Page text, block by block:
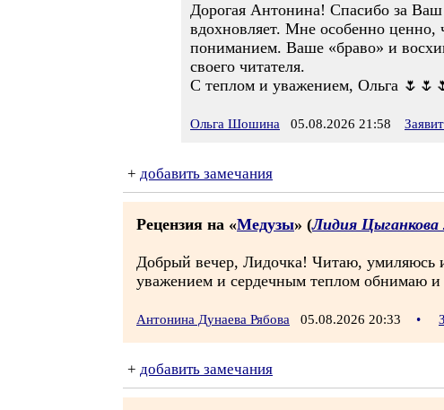
Дорогая Антонина! Спасибо за Ваш
вдохновляет. Мне особенно ценно,
пониманием. Ваше «браво» и
своего читателя.
С теплом и уважением, Ольга
Ольга Шошина 05.08.2026 21:58
+ добавить замечания
Рецензия на «Медузы» (Лидия Цыганкова
Добрый вечер, Лидочка! Читаю, умиляюсь
уважением и сердечным теплом обнимаю и
Антонина Дунаева Рябова 05.08.2026 20:33 •
+ добавить замечания